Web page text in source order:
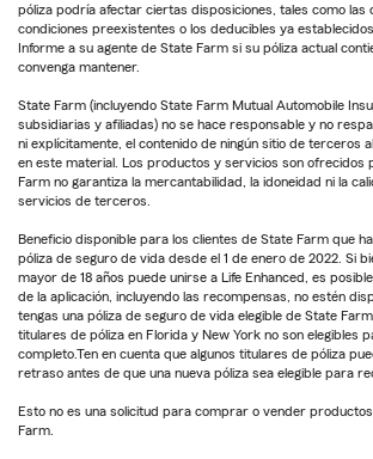
póliza podría afectar ciertas disposiciones, tales como
condiciones preexistentes o los deducibles ya
Informe a su agente de State Farm si su póliza actual
convenga mantener.
State Farm (incluyendo State Farm Mutual Automobile
subsidiarias y afiliadas) no se hace responsable y no
ni explícitamente, el contenido de ningún sitio de terceros
en este material. Los productos y servicios son ofrecidos
Farm no garantiza la mercantabilidad, la idoneidad ni la
servicios de terceros.
Beneficio disponible para los clientes de State Farm que
póliza de seguro de vida desde el 1 de enero de 2022. Si
mayor de 18 años puede unirse a Life Enhanced, es
de la aplicación, incluyendo las recompensas, no estén
tengas una póliza de seguro de vida elegible de State
titulares de póliza en Florida y New York no son elegibles
completo.Ten en cuenta que algunos titulares de póliza
retraso antes de que una nueva póliza sea elegible para
Esto no es una solicitud para comprar o vender
Farm.